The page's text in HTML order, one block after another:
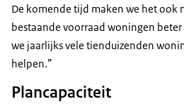
De komende tijd maken we het ook
bestaande voorraad woningen
we jaarlijks vele tienduizenden
helpen.”
Plancapaciteit